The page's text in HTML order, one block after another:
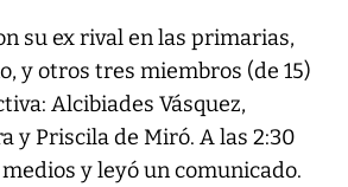
su ex rival en las primarias,
y otros tres miembros (de 15)
Alcibiades Vásquez,
y Priscila de Miró. A las 2:30
y leyó un comunicado.